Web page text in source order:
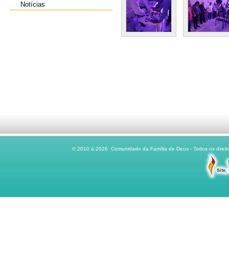
Notícias
© 2010 à 2026 Comunidade da Família de Deus - Todos os